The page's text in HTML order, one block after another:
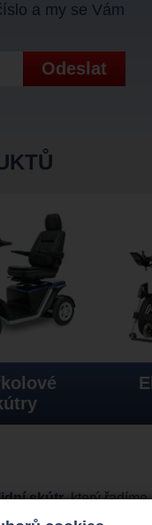
a my se Vám
skútr, který
Na trhu máme